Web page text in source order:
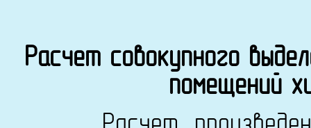
Расчет совокупного
помещений